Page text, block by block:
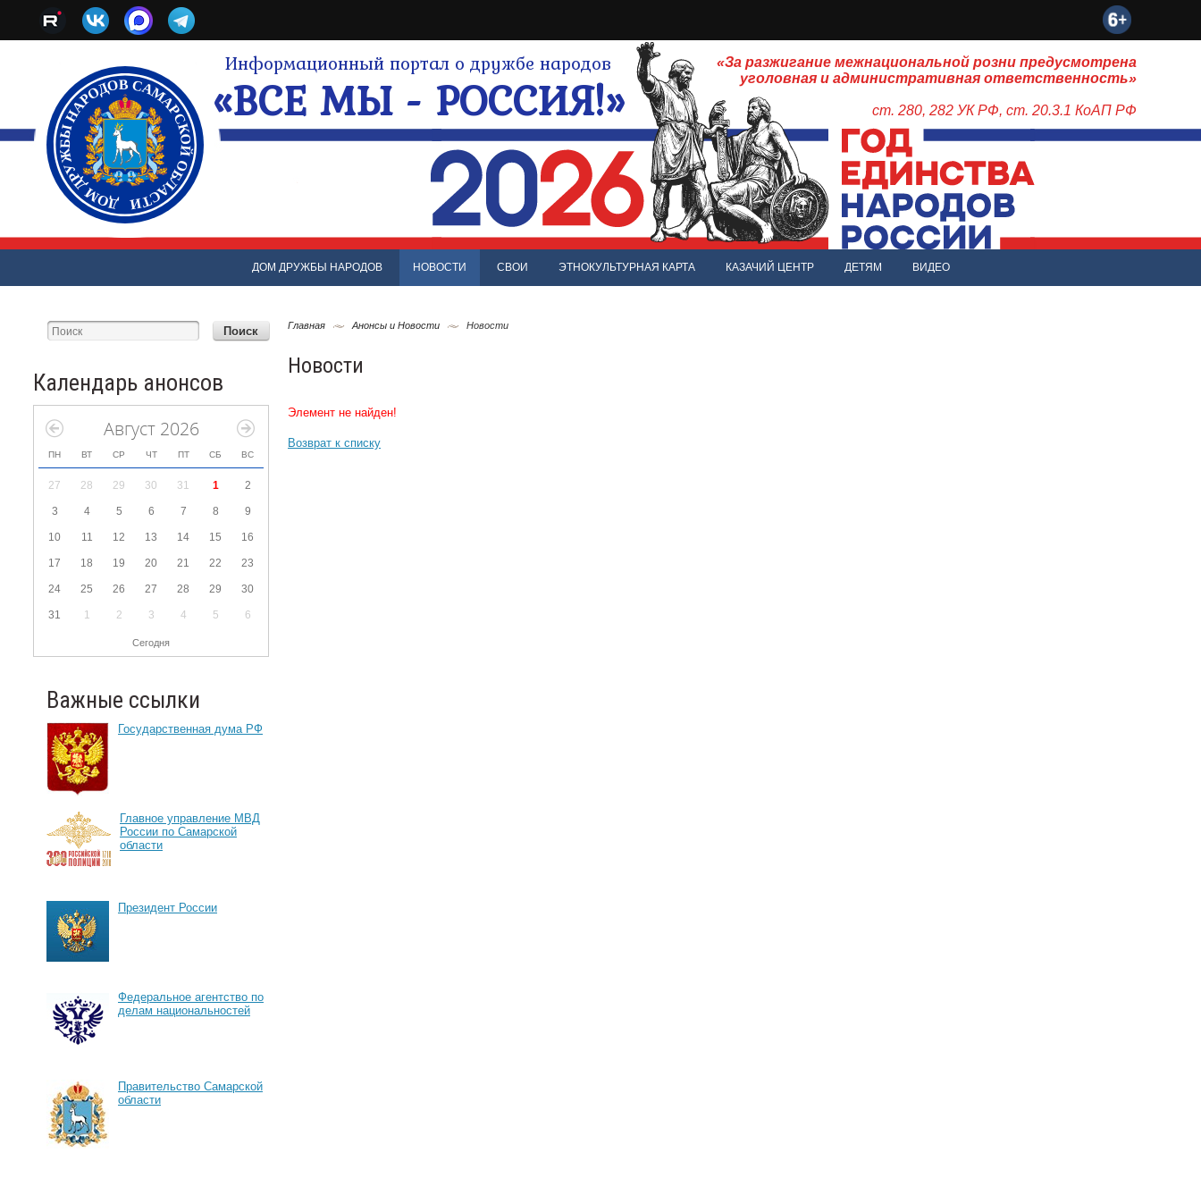
Информационный портал о дружбе народов
«ВСЕ МЫ - РОССИЯ!»
«За разжигание межнациональной розни предусмотрена
уголовная и административная ответственность»
ст. 280, 282 УК РФ, ст. 20.3.1 КоАП РФ
ДОМ ДРУЖБЫ НАРОДОВ НОВОСТИ СВОИ ЭТНОКУЛЬТУРНАЯ КАРТА КАЗАЧИЙ ЦЕНТР ДЕТЯМ ВИДЕО
Календарь анонсов
Август 2026
ПН ВТ СР ЧТ ПТ СБ ВС
27 28 29 30 31 1 2
3 4 5 6 7 8 9
10 11 12 13 14 15 16
17 18 19 20 21 22 23
24 25 26 27 28 29 30
31 1 2 3 4 5 6
Сегодня
Важные ссылки
Государственная дума РФ
Главное управление МВД
России по Самарской
области
Президент России
Федеральное агентство по
делам национальностей
Правительство Самарской
области
Главная Анонсы и Новости Новости
Новости
Элемент не найден!
Возврат к списку